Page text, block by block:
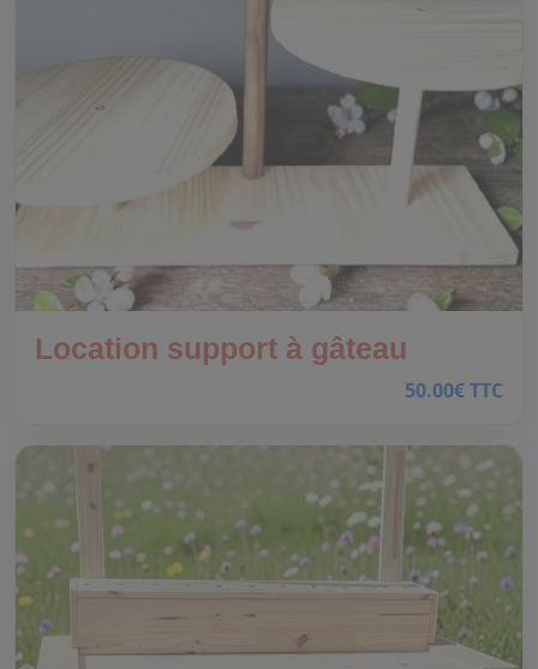
Location support à gâteau
50.00€ TTC